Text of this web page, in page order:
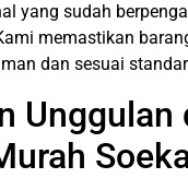
yang sudah
memastikan
dan sesuai
Unggulan